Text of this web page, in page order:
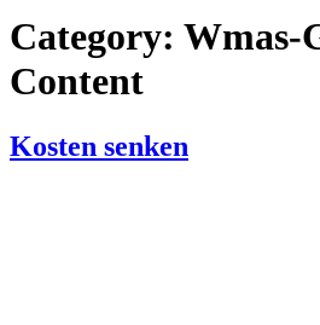
Category: Wmas-
Content
Kosten senken